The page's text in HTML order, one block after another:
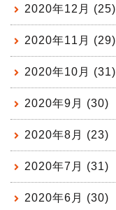
2020年12月 (25)
2020年11月 (29)
2020年10月 (31)
2020年9月 (30)
2020年8月 (23)
2020年7月 (31)
2020年6月 (30)